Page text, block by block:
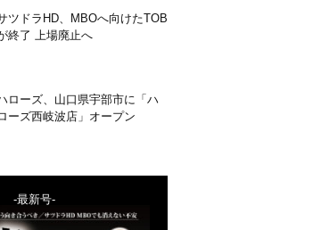
ツドラHD、MBOへ向けたTOB
終了 上場廃止へ
ローズ、山口県宇部市に「ハ
ーズ西岐波店」オープン
-最新号-